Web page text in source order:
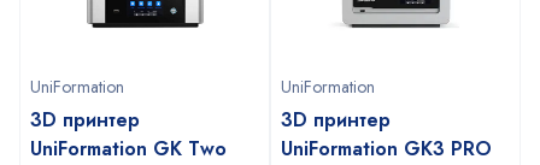
UniFormation
3D принтер
UniFormation GK Two
UniFormation
3D принтер
UniFormation GK3 PRO